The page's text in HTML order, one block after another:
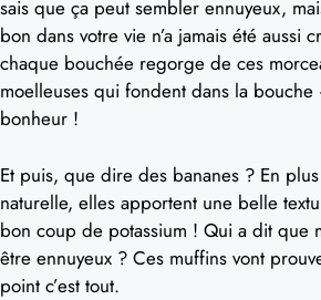
sais que ça peut sembler ennuyeux,
bon dans votre vie n’a jamais été aussi
chaque bouchée regorge de ces
moelleuses qui fondent dans la
bonheur !
Et puis, que dire des bananes ? En
naturelle, elles apportent une belle
bon coup de potassium ! Qui a dit que
être ennuyeux ? Ces muffins vont
point c’est tout.